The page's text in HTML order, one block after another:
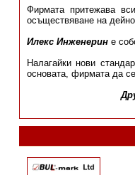
Фирмата притежава
осъществяване на
Илекс Инженерине
Налагайки нови
основата, фирмата да